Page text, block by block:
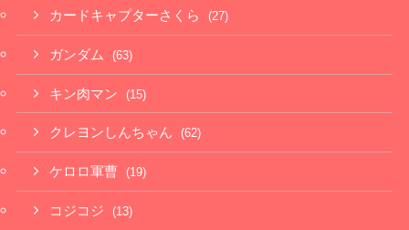
カードキャプターさくら (27)
ガンダム (63)
キン肉マン (15)
クレヨンしんちゃん (62)
ケロロ軍曹 (19)
コジコジ (13)